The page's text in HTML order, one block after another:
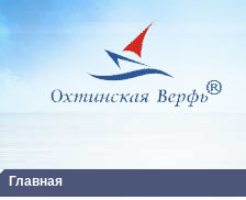
Главная